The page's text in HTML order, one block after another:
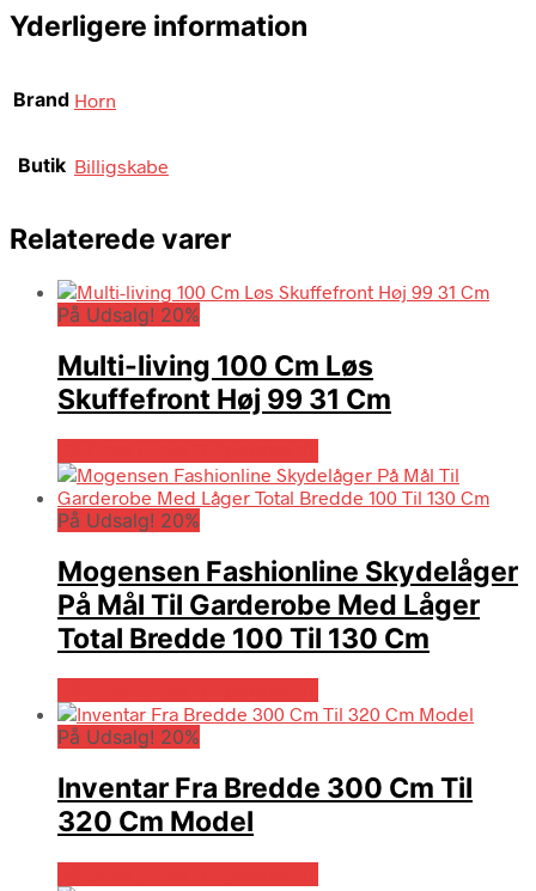
Yderligere information
Brand Horn
Butik Billigskabe
Relaterede varer
På Udsalg! 20%
Multi-living 100 Cm Løs
Skuffefront Høj 99 31 Cm
På Udsalg! 20%
Mogensen Fashionline Skydelåger
På Mål Til Garderobe Med Låger
Total Bredde 100 Til 130 Cm
På Udsalg! 20%
Inventar Fra Bredde 300 Cm Til
320 Cm Model